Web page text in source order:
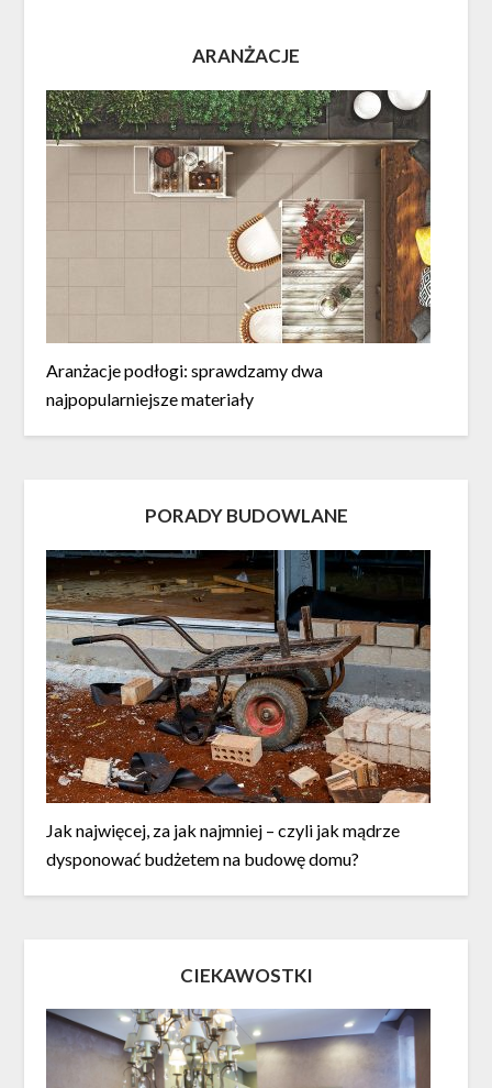
ARANŻACJE
Aranżacje podłogi: sprawdzamy dwa
najpopularniejsze materiały
PORADY BUDOWLANE
Jak najwięcej, za jak najmniej – czyli jak mądrze
dysponować budżetem na budowę domu?
CIEKAWOSTKI